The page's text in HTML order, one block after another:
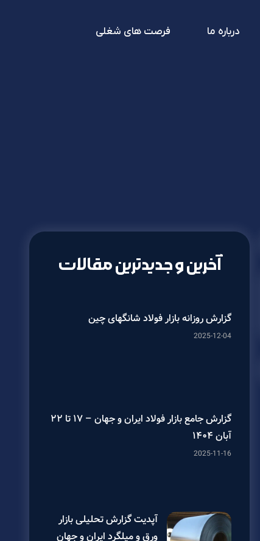
درباره ما فرصت های شغلی
آخرین و جدیدترین مقالات
گزارش روزانه بازار فولاد شانگهای چین
2025-12-04
گزارش جامع بازار فولاد ایران و جهان – ۱۷ تا ۲۲
آبان ۱۴۰۴
2025-11-16
آپدیت گزارش تحلیلی بازار
ورق و میلگرد ایران و جهان